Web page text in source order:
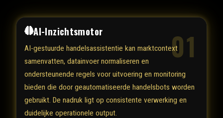
01
AI-Inzichtsmotor
AI-gestuurde handelsassistentie kan marktcontext
samenvatten, datainvoer normaliseren en
ondersteunende regels voor uitvoering en monitoring
bieden die door geautomatiseerde handelsbots worden
gebruikt. De nadruk ligt op consistente verwerking en
duidelijke operationele output.